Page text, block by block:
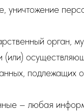
уничтожение
орган,
– любая